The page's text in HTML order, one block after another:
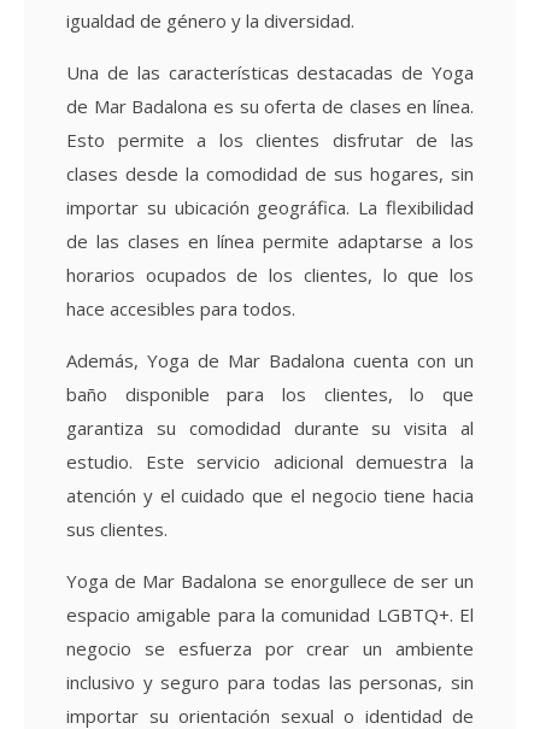
igualdad de género y la diversidad.
Una de las características destacadas de Yoga
de Mar Badalona es su oferta de clases en línea.
Esto permite a los clientes disfrutar de las
clases desde la comodidad de sus hogares, sin
importar su ubicación geográfica. La flexibilidad
de las clases en línea permite adaptarse a los
horarios ocupados de los clientes, lo que los
hace accesibles para todos.
Además, Yoga de Mar Badalona cuenta con un
baño disponible para los clientes, lo que
garantiza su comodidad durante su visita al
estudio. Este servicio adicional demuestra la
atención y el cuidado que el negocio tiene hacia
sus clientes.
Yoga de Mar Badalona se enorgullece de ser un
espacio amigable para la comunidad LGBTQ+. El
negocio se esfuerza por crear un ambiente
inclusivo y seguro para todas las personas, sin
importar su orientación sexual o identidad de